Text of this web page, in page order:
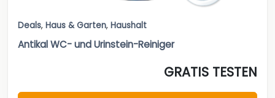
Deals, Haus & Garten, Haushalt
Antikal WC- und Urinstein-Reiniger
GRATIS TESTEN